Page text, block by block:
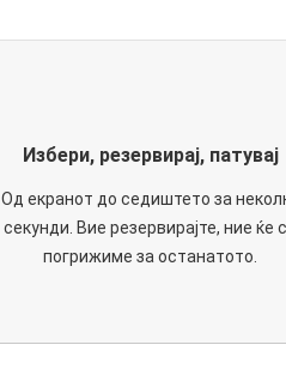
Избери, резервирај, патувај
Од екранот до седиштето за
секунди. Вие резервирајте, ние ќе
погрижиме за останатото.